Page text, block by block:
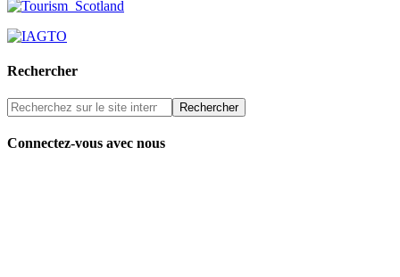
Rechercher
Connectez-vous avec nous